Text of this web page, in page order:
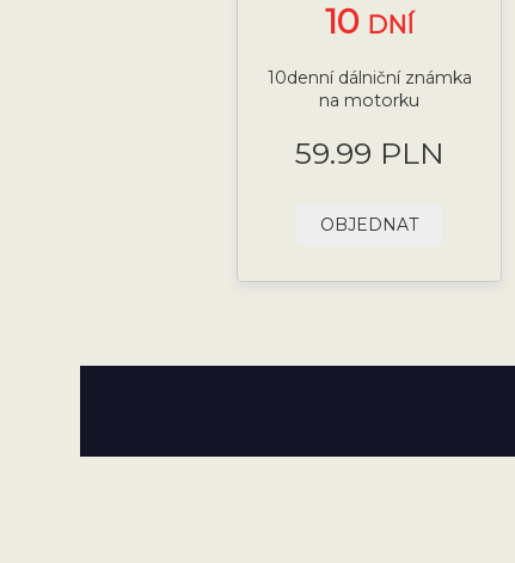
10 DNÍ
10denní dálniční známka
na motorku
59.99 PLN
OBJEDNAT